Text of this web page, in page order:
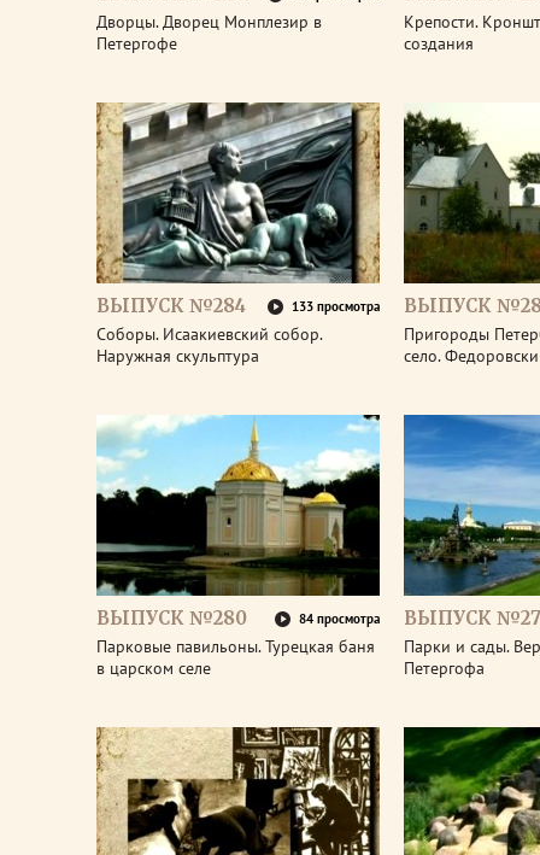
Дворцы. Дворец Монплезир в
Петергофе
Крепости.
создания
ВЫПУСК №284 133 просмотра
Соборы. Исаакиевский собор.
Наружная скульптура
ВЫПУСК
Пригороды
село.
ВЫПУСК №280 84 просмотра
Парковые павильоны. Турецкая баня
в царском селе
ВЫПУСК
Парки и сады.
Петергофа